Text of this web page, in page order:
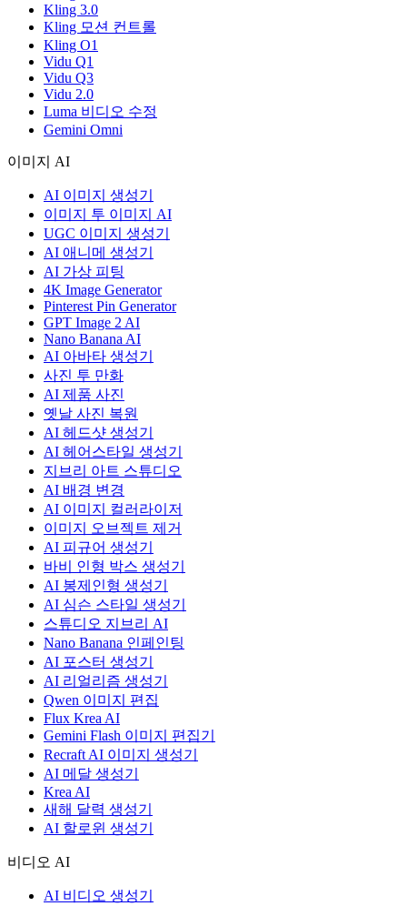
Kling 3.0
Kling 모션 컨트롤
Kling O1
Vidu Q1
Vidu Q3
Vidu 2.0
Luma 비디오 수정
Gemini Omni
이미지 AI
AI 이미지 생성기
이미지 투 이미지 AI
UGC 이미지 생성기
AI 애니메 생성기
AI 가상 피팅
4K Image Generator
Pinterest Pin Generator
GPT Image 2 AI
Nano Banana AI
AI 아바타 생성기
사진 투 만화
AI 제품 사진
옛날 사진 복원
AI 헤드샷 생성기
AI 헤어스타일 생성기
지브리 아트 스튜디오
AI 배경 변경
AI 이미지 컬러라이저
이미지 오브젝트 제거
AI 피규어 생성기
바비 인형 박스 생성기
AI 봉제인형 생성기
AI 심슨 스타일 생성기
스튜디오 지브리 AI
Nano Banana 인페인팅
AI 포스터 생성기
AI 리얼리즘 생성기
Qwen 이미지 편집
Flux Krea AI
Gemini Flash 이미지 편집기
Recraft AI 이미지 생성기
AI 메달 생성기
Krea AI
새해 달력 생성기
AI 할로윈 생성기
비디오 AI
AI 비디오 생성기